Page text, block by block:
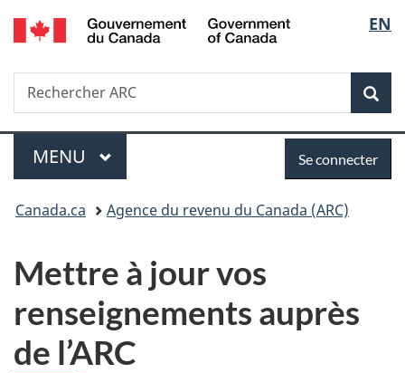
Passer
au
Passer
à
du
Passer
à
simplifiée
de
la
EN
Recherche
Rechercher
ARC
Menu
MENU PRINCIPAL
connecter
Se connecter
Vous
ici :
Canada.ca Agence du revenu du Canada (ARC)
Mettre à jour vos
renseignements auprès
de l’ARC